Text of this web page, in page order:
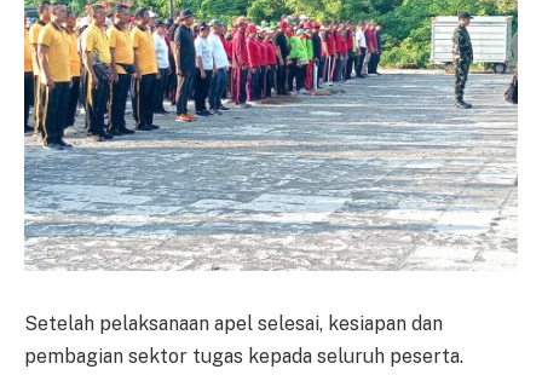
Setelah pelaksanaan apel selesai, kesiapan dan
pembagian sektor tugas kepada seluruh peserta.